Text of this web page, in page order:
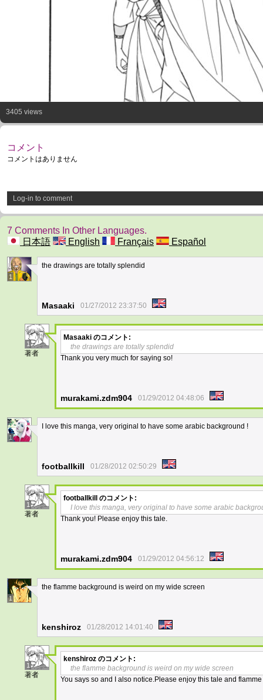
3405 views
コメント
コメントはありません
Log-in to comment
7 Comments In Other Languages.
日本語
English Français Español
1
the drawings are totally splendid
Masaaki 01/27/2012 23:37:50
1
著者
Masaaki のコメント:
the drawings are totally splendid
Thank you very much for saying so!
murakami.zdm904 01/29/2012 04:48:06
1
I love this manga, very original to have some arabic background !
footballkill 01/28/2012 02:50:29
1
著者
footballkill
のコメント:
I love this manga, very original to have some arabic
Thank you! Please enjoy this tale.
murakami.zdm904 01/29/2012 04:56:12
1
the flamme background is weird on my wide screen
kenshiroz 01/28/2012 14:01:40
1
著者
kenshiroz のコメント:
the flamme background is weird on my wide screen
You says so and I also notice.Please enjoy this tale and